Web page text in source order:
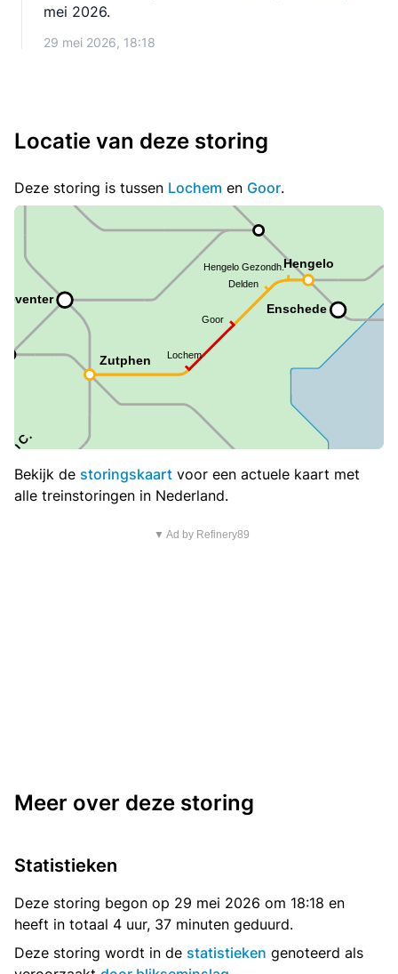
mei 2026.
29 mei 2026, 18:18
Locatie van deze storing
Deze storing is tussen Lochem en Goor.
Bekijk de storingskaart voor een actuele kaart met
alle treinstoringen in Nederland.
▼ Ad by Refinery89
Meer over deze storing
Statistieken
Deze storing begon op 29 mei 2026 om 18:18 en
heeft in totaal 4 uur, 37 minuten geduurd.
Deze storing wordt in de statistieken genoteerd als